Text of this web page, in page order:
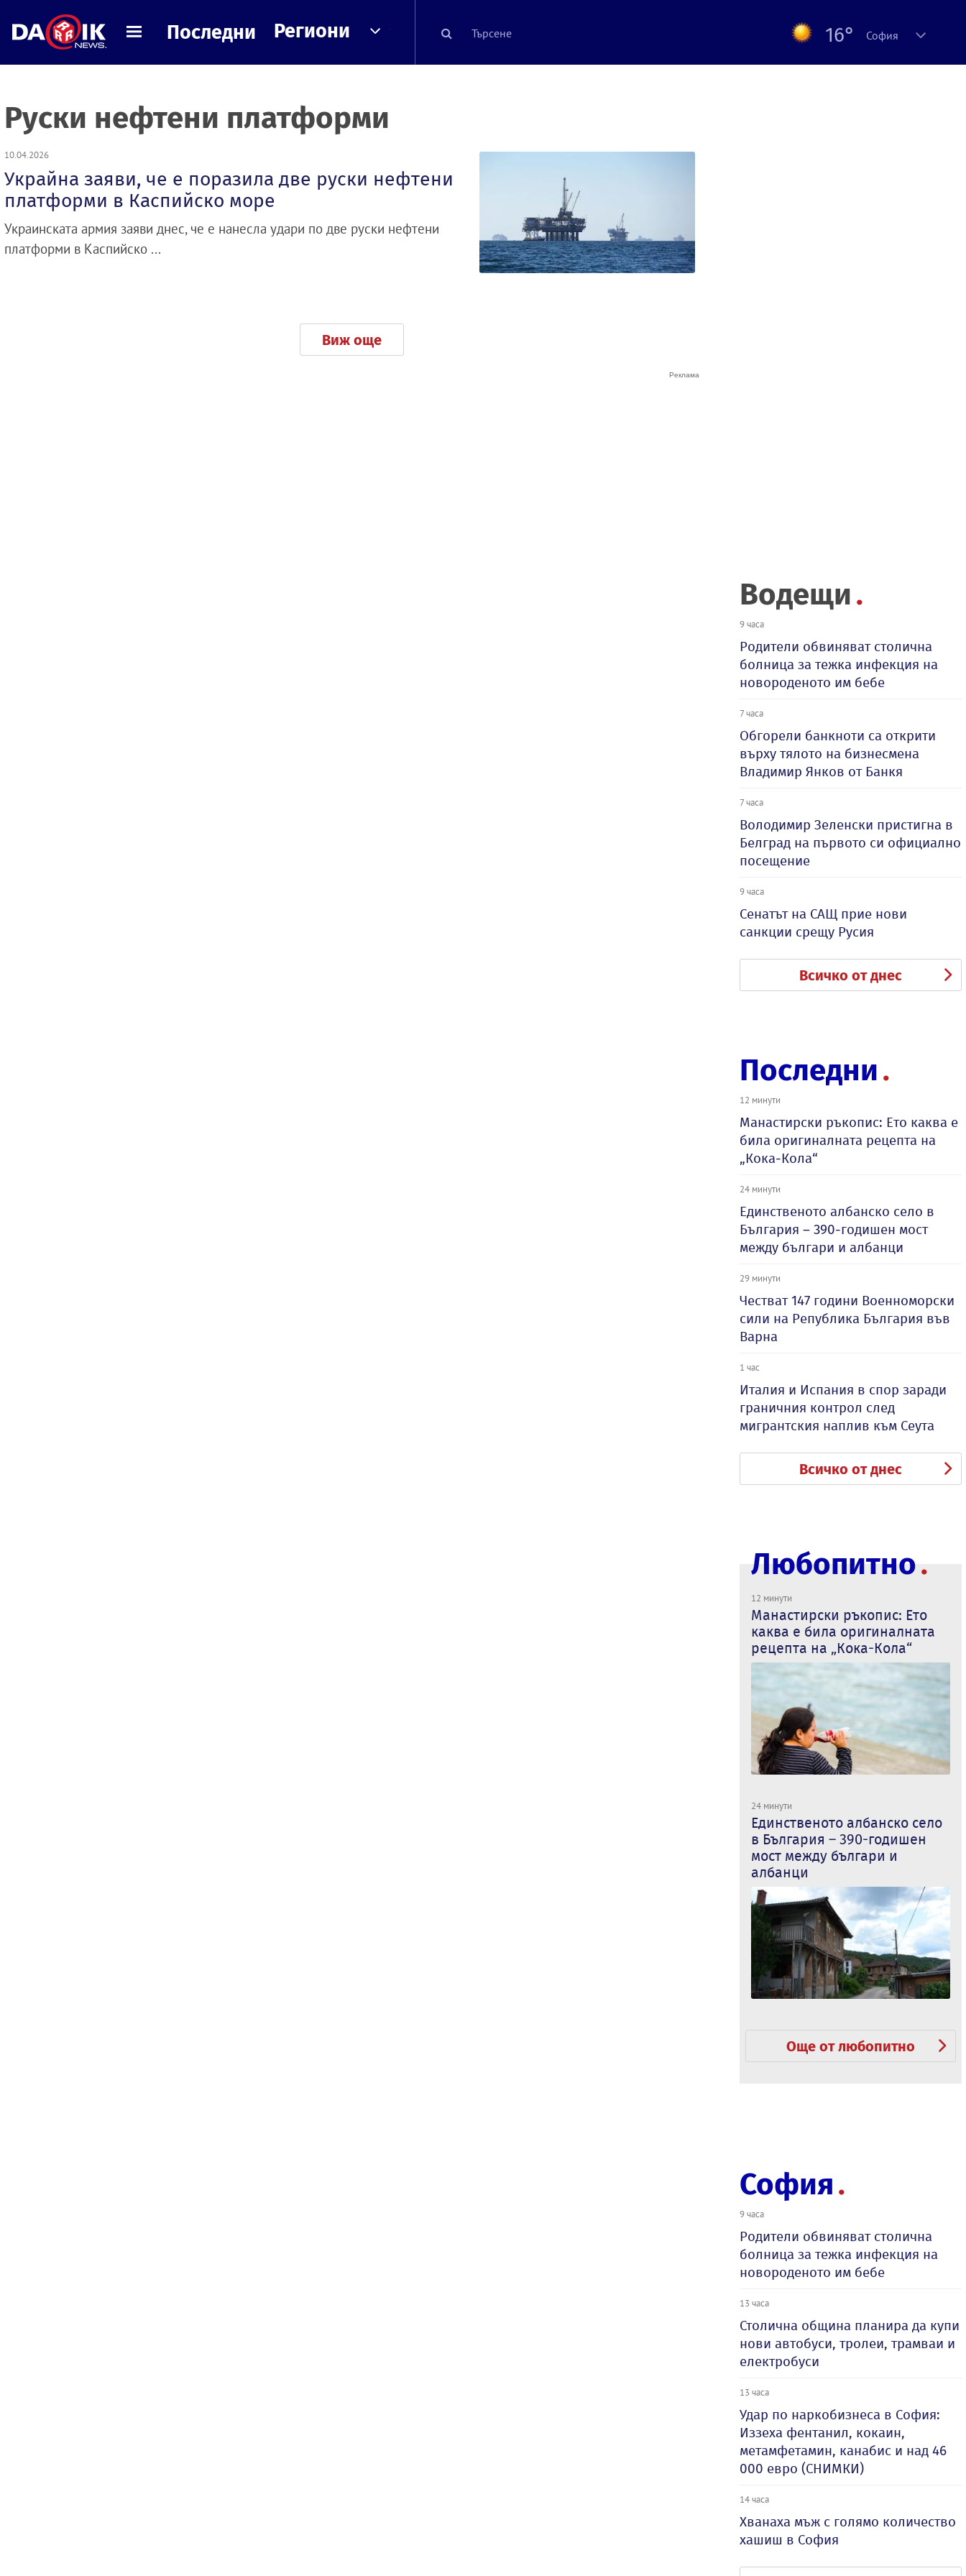
Последни Региони 16° София
Руски нефтени платформи
10.04.2026
Украйна заяви, че е поразила две руски нефтени
платформи в Каспийско море
Украинската армия заяви днес, че е нанесла удари по две руски нефтени
платформи в Каспийско ...
Виж още
Водещи
9 часа
Родители обвиняват столична
болница за тежка инфекция на
новороденото им бебе
7 часа
Обгорели банкноти са открити
върху тялото на бизнесмена
Владимир Янков от Банкя
7 часа
Володимир Зеленски пристигна в
Белград на първото си официално
посещение
9 часа
Сенатът на САЩ прие нови
санкции срещу Русия
Всичко от днес
Последни
12 минути
Манастирски ръкопис: Ето каква е
била оригиналната рецепта на
„Кока-Кола“
24 минути
Единственото албанско село в
България – 390-годишен мост
между българи и албанци
29 минути
Честват 147 години Военноморски
сили на Република България във
Варна
1 час
Италия и Испания в спор заради
граничния контрол след
мигрантския наплив към Сеута
Всичко от днес
Любопитно
12 минути
Манастирски ръкопис: Ето
каква е била оригиналната
рецепта на „Кока-Кола“
24 минути
Единственото албанско село
в България – 390-годишен
мост между българи и
албанци
Още от любопитно
София
9 часа
Родители обвиняват столична
болница за тежка инфекция на
новороденото им бебе
13 часа
Столична община планира да купи
нови автобуси, тролеи, трамваи и
електробуси
13 часа
Удар по наркобизнеса в София:
Иззеха фентанил, кокаин,
метамфетамин, канабис и над 46
000 евро (СНИМКИ)
14 часа
Хванаха мъж с голямо количество
хашиш в София